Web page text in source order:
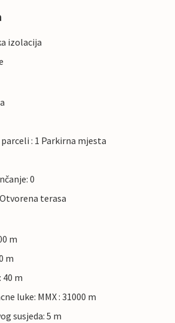
izolacija
: 1 Parkirna mjesta
0
terasa
m
m
40 m
luke: MMX : 31000 m
susjeda: 5 m